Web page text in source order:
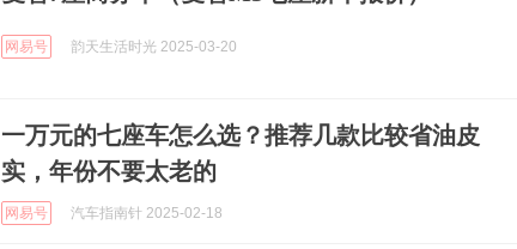
网易号 韵天生活时光 2025-03-20
一万元的七座车怎么选？推荐几款比较省油皮
实，年份不要太老的
网易号 汽车指南针 2025-02-18